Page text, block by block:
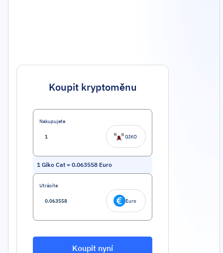
Koupit kryptoměnu
Nakupujete
GIKO
1 Giko Cat = 0.063558 Euro
Utrácíte
Euro
Koupit nyní